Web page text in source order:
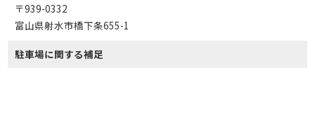
〒939-0332
富山県射水市橋下条655-1
駐車場に関する補足